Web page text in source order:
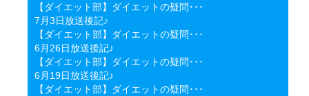
【ダイエット部】ダイエットの疑問･･･
7月3日放送後記♪
【ダイエット部】ダイエットの疑問･･･
6月26日放送後記♪
【ダイエット部】ダイエットの疑問･･･
6月19日放送後記♪
【ダイエット部】ダイエットの疑問･･･